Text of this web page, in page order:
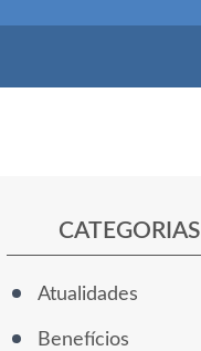
CATEGORIAS
Atualidades
Benefícios